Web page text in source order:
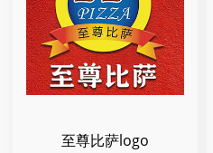
至尊比萨logo